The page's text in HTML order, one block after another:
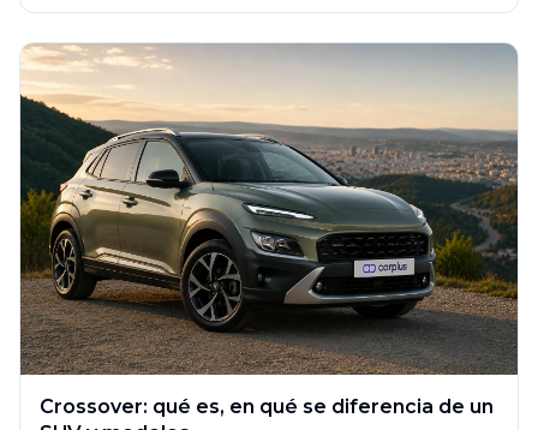
Crossover: qué es, en qué se diferencia de un